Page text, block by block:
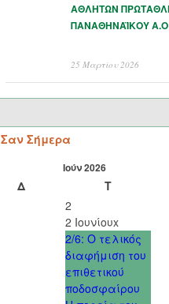
ΑΘΛΗΤΩΝ
ΠΑΝΑΘΗΝΑΪΚΟΥ Α.Ο
25 Μαρτίου 2026
Σαν Σήμερα
Ιούν 2026
Δ Τ
2
2 Ιουνίουx
2/6: Ο τελικός
διαφήμιση του
επιθετικού
ποδοσφαίρου